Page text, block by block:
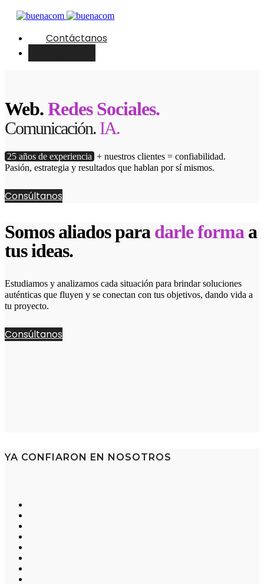
Contáctanos
Web.Redes Sociales.
Comunicación. IA.
25 años de experiencia + nuestros clientes = confiabilidad.
Pasión, estrategia y resultados que hablan por sí mismos.
Consúltanos
Somos aliados para darle forma a
tus ideas.
Estudiamos y analizamos cada situación para brindar soluciones
auténticas que fluyen y se conectan con tus objetivos, dando vida a
tu proyecto.
Consúltanos
YA CONFIARON EN NOSOTROS